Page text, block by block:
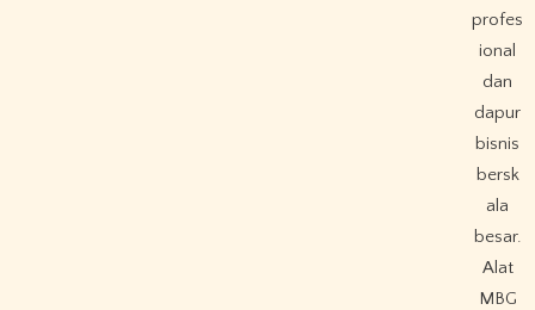
profes
ional
dan
dapur
bisnis
bersk
ala
besar.
Alat
MBG